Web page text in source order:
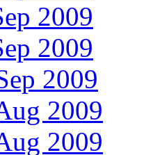
2009
2009
2009
2009
2009